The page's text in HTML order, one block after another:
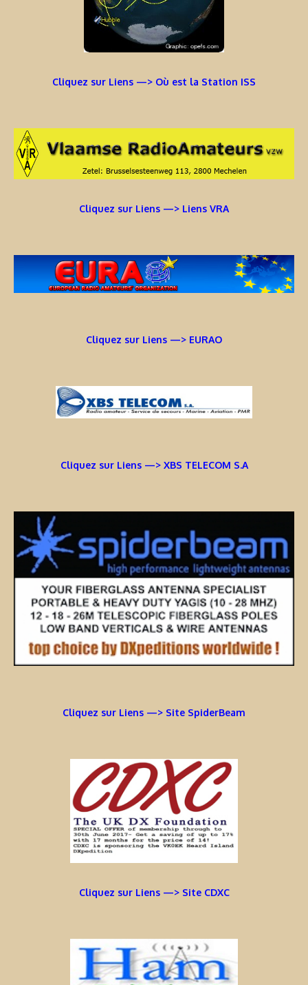
Cliquez sur Liens —> Où est la Station ISS
Cliquez sur Liens —> Liens VRA
Cliquez sur Liens —> EURAO
Cliquez sur Liens —> XBS TELECOM S.A
Cliquez sur Liens —> Site SpiderBeam
Cliquez sur Liens —> Site CDXC